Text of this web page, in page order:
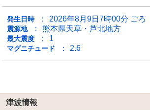
発生日時 2026年8月9日7時00分 ごろ
震源地 熊本県天草・芦北地方
最大震度 1
マグニチュード 2.6
津波情報